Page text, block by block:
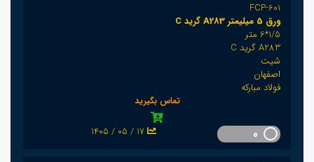
FCP-601
ورق 5 میلیمتر A283 گرید C
1/5*6 متر
A283 گرید C
شیت
اصفهان
فولاد مبارکه
تماس بگیرید
1405 / 05 / 17